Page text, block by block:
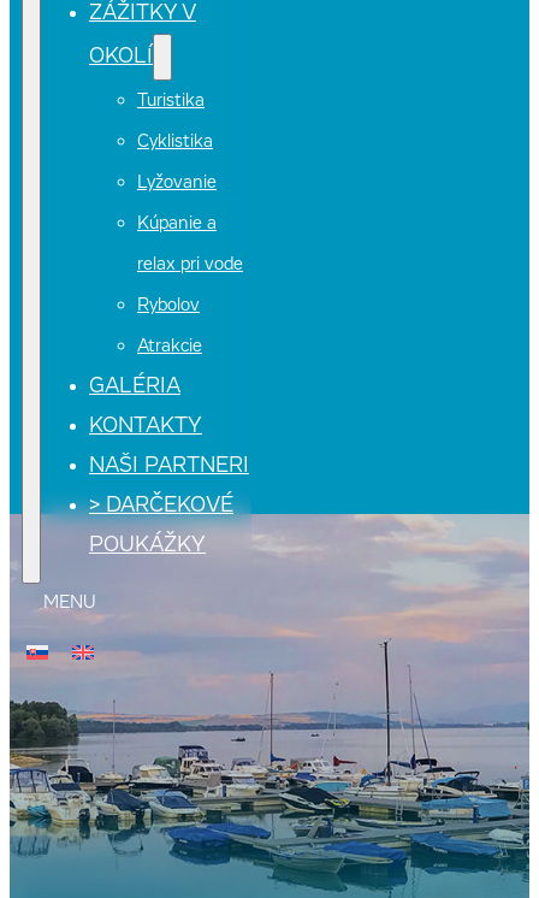
ZÁŽITKY V
OKOLÍ
Turistika
Cyklistika
Lyžovanie
Kúpanie a
relax pri vode
Rybolov
Atrakcie
GALÉRIA
KONTAKTY
NAŠI PARTNERI
> DARČEKOVÉ
POUKÁŽKY
MENU